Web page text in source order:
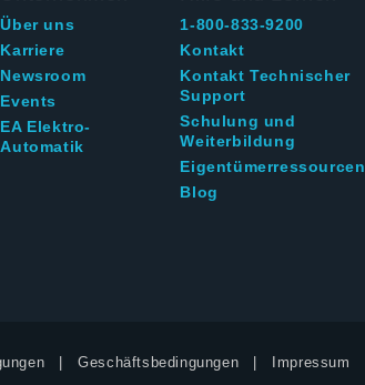
Über uns
Karriere
Newsroom
Events
EA Elektro-
Automatik
1-800-833-9200
Kontakt
Kontakt Technischer
Support
Schulung und
Weiterbildung
Eigentümerressourcen
Blog
Geschäftsbedingungen Impressum